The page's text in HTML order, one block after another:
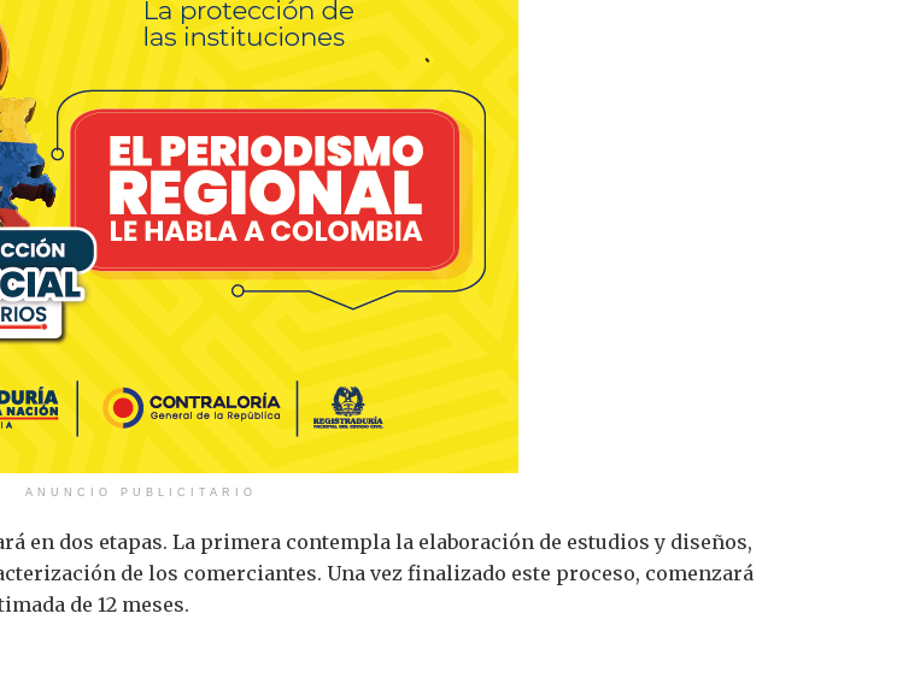
ANUNCIO PUBLICITARIO
en dos etapas. La primera contempla la elaboración de estudios y diseños,
de los comerciantes. Una vez finalizado este proceso, comenzará
de 12 meses.